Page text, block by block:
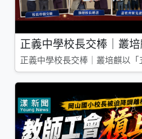
正義中學校長交棒｜叢
正義中學校長交棒｜叢培麒以